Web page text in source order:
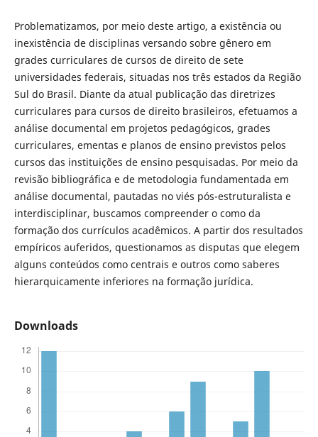
Problematizamos, por meio deste artigo, a existência ou
inexistência de disciplinas versando sobre gênero em
grades curriculares de cursos de direito de sete
universidades federais, situadas nos três estados da Região
Sul do Brasil. Diante da atual publicação das diretrizes
curriculares para cursos de direito brasileiros, efetuamos a
análise documental em projetos pedagógicos, grades
curriculares, ementas e planos de ensino previstos pelos
cursos das instituições de ensino pesquisadas. Por meio da
revisão bibliográfica e de metodologia fundamentada em
análise documental, pautadas no viés pós-estruturalista e
interdisciplinar, buscamos compreender o como da
formação dos currículos acadêmicos. A partir dos resultados
empíricos auferidos, questionamos as disputas que elegem
alguns conteúdos como centrais e outros como saberes
hierarquicamente inferiores na formação jurídica.
Downloads